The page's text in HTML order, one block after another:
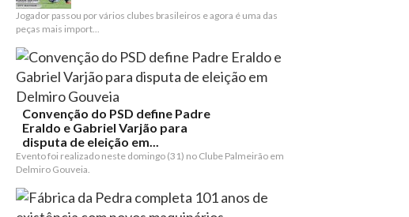
Jogador passou por vários clubes brasileiros e agora é uma das
peças mais import...
Convenção do PSD define Padre
Eraldo e Gabriel Varjão para
disputa de eleição em...
Evento foi realizado neste domingo (31) no Clube Palmeirão em
Delmiro Gouveia.